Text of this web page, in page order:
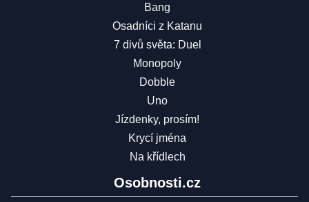
Bang
Osadníci z Katanu
7 divů světa: Duel
Monopoly
Dobble
Uno
Jízdenky, prosím!
Krycí jména
Na křídlech
Osobnosti.cz